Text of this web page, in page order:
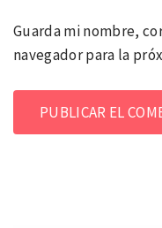
Guarda mi nombre,
navegador para la